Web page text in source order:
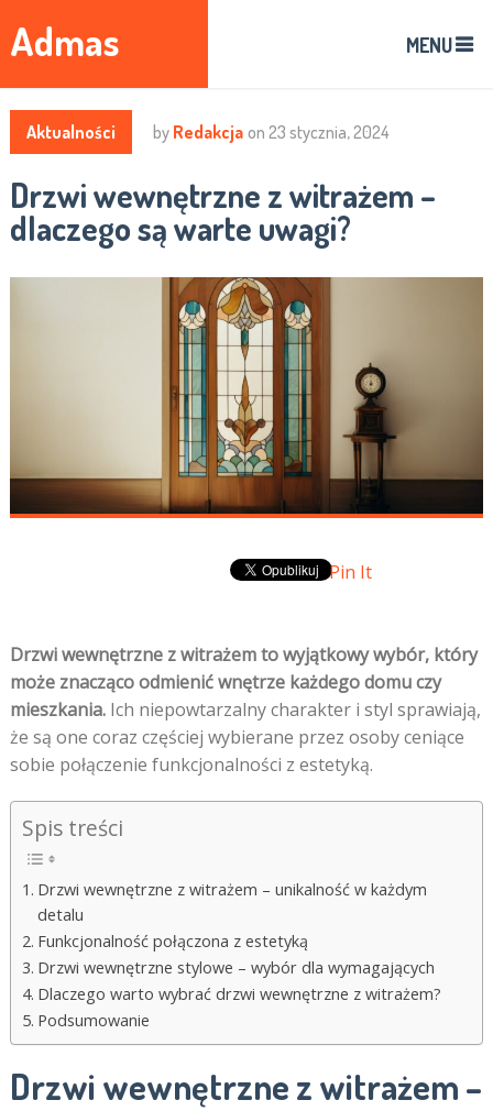
Admas MENU
Aktualności by Redakcja on 23 stycznia, 2024
Drzwi wewnętrzne z witrażem –
dlaczego są warte uwagi?
Pin It
Drzwi wewnętrzne z witrażem to wyjątkowy wybór, który
może znacząco odmienić wnętrze każdego domu czy
mieszkania.Ich niepowtarzalny charakter i styl sprawiają,
że są one coraz częściej wybierane przez osoby ceniące
sobie połączenie funkcjonalności z estetyką.
Spis treści
Drzwi wewnętrzne z witrażem – unikalność w każdym
detalu
Funkcjonalność połączona z estetyką
Drzwi wewnętrzne stylowe – wybór dla wymagających
Dlaczego warto wybrać drzwi wewnętrzne z witrażem?
Podsumowanie
Drzwi wewnętrzne z witrażem –